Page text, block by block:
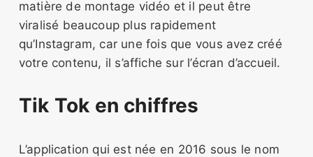
matière de montage vidéo et il peut être
viralisé beaucoup plus rapidement
qu’Instagram, car une fois que vous avez créé
votre contenu, il s’affiche sur l’écran d’accueil.
Tik Tok en chiffres
L’application qui est née en 2016 sous le nom